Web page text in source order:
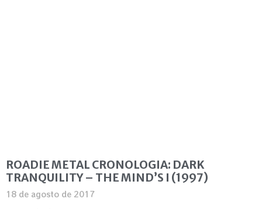
ROADIE METAL CRONOLOGIA: DARK
TRANQUILITY – THE MIND’S I (1997)
18 de agosto de 2017